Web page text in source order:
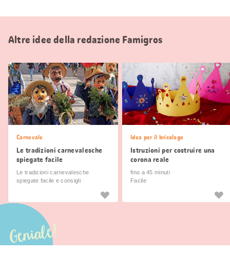
Altre idee della redazione Famigros
Carnevale
Le tradizioni carnevalesche
spiegate facile
Le tradizioni carnevalesche
spiegate facile e consigli
Idea per il bricolage
Istruzioni per costruire una
corona reale
fino a 45 minuti
Facile
Geniale!